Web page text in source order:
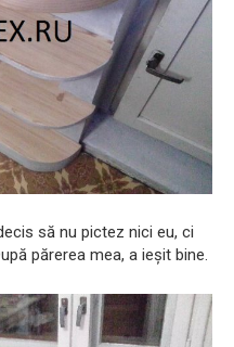
să nu pictez nici eu, ci
părerea mea, a ieșit bine.